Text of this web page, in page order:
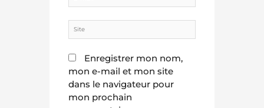
mail*
Site
Enregistrer mon nom,
mon e-mail et mon site
dans le navigateur pour
mon prochain